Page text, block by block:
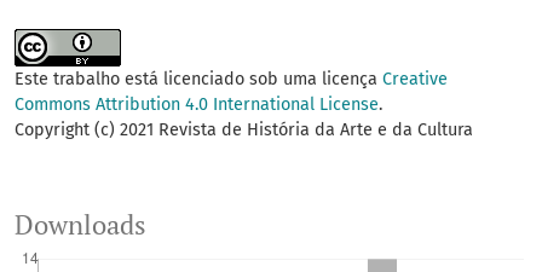
Este trabalho está licenciado sob uma licença Creative
Commons Attribution 4.0 International License.
Copyright (c) 2021 Revista de História da Arte e da Cultura
Downloads